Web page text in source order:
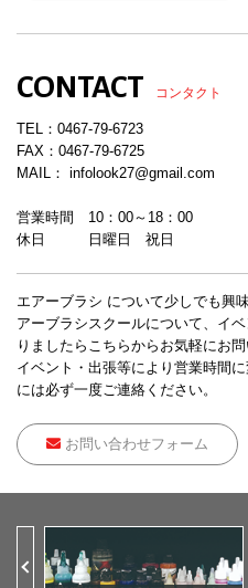
CONTACT コンタクト
TEL： 0467-79-6723
FAX：0467-79-6725
MAIL： infolook27@gmail.com
営業時間 10：00～18：00
休日 日曜日 祝日
エアーブラシ について少しでも興
アーブラシスクールについて、イ
りましたらこちらからお気軽にお問
イベント・出張等により営業時間
には必ず一度ご連絡ください。
お問い合わせフォーム
Previous